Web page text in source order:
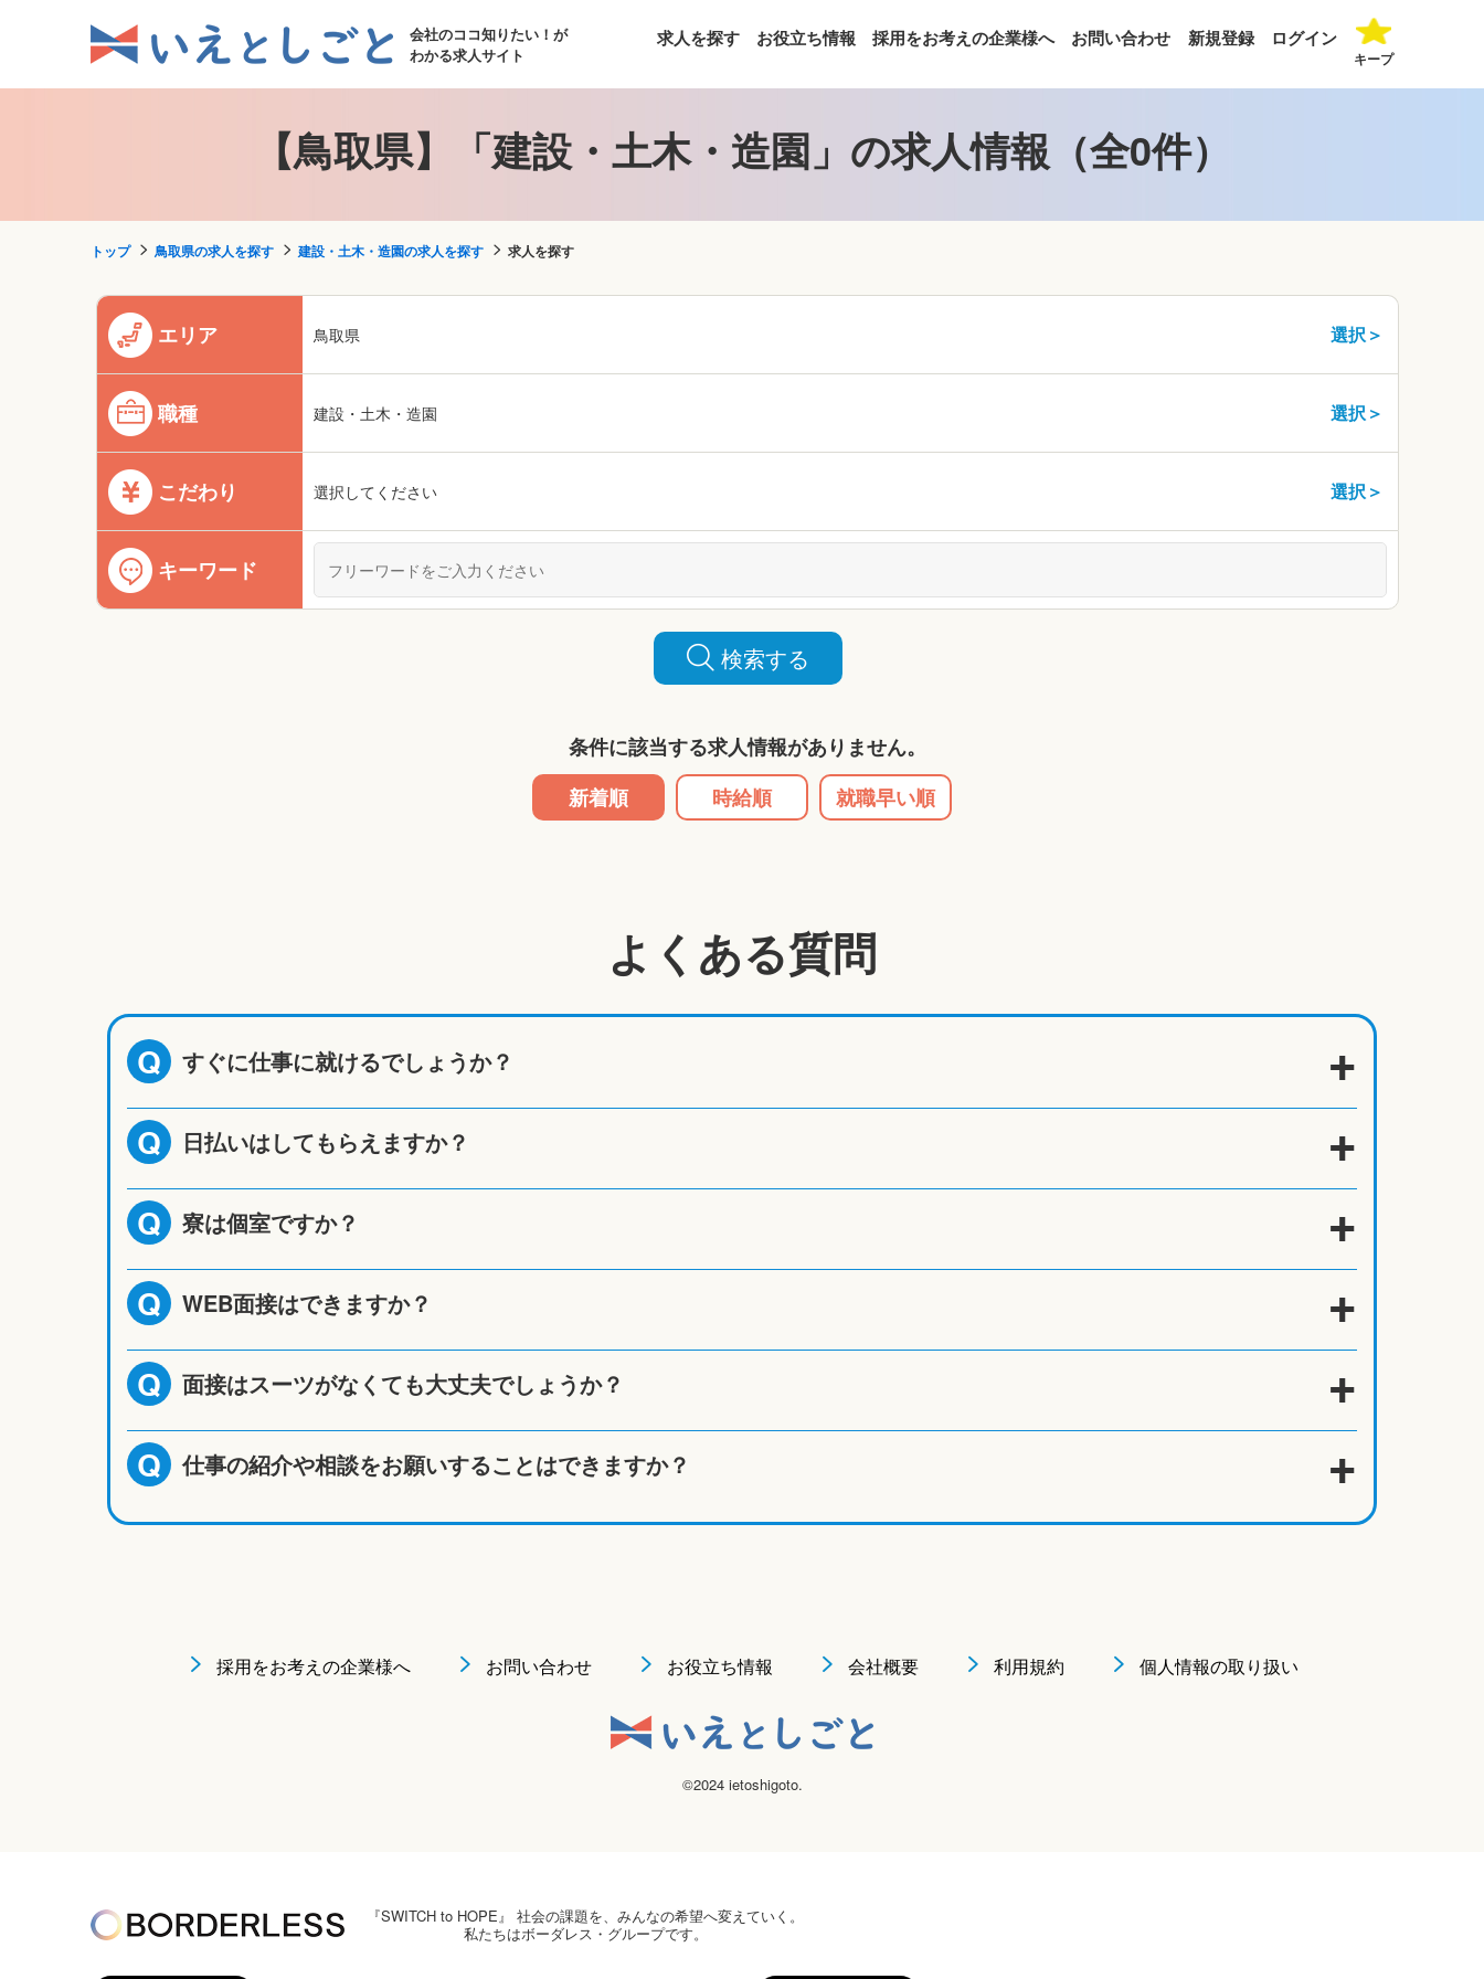
会社のココ知りたい！が
わかる求人サイト
求人を探す お役立ち情報 採用をお考えの企業様へ お問い合わせ 新規登録 ログイン
キープ
【鳥取県】「建設・土木・造園」の求人情報（全0件）
トップ 鳥取県の求人を探す 建設・土木・造園の求人を探す 求人を探す
エリア 鳥取県 選択＞
職種 建設・土木・造園 選択＞
こだわり 選択してください 選択＞
キーワード
検索する
条件に該当する求人情報がありません。
新着順
時給順 就職早い順
よくある質問
Q すぐに仕事に就けるでしょうか？
Q 日払いはしてもらえますか？
Q 寮は個室ですか？
Q WEB面接はできますか？
Q 面接はスーツがなくても大丈夫でしょうか？
Q 仕事の紹介や相談をお願いすることはできますか？
採用をお考えの企業様へ お問い合わせ お役立ち情報 会社概要 利用規約 個人情報の取り扱い
©2024 ietoshigoto.
『SWITCH to HOPE』 社会の課題を、みんなの希望へ変えていく。
私たちはボーダレス・グループです。